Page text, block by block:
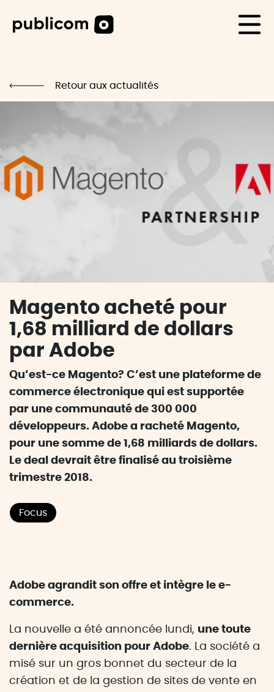
CAS CLIENTS
Blog
Contact
Retour aux actualités
Magento acheté pour
1,68 milliard de dollars
par Adobe
Qu’est-ce Magento? C’est une plateforme de
commerce électronique qui est supportée
par une communauté de 300 000
développeurs. Adobe a racheté Magento,
pour une somme de 1,68 milliards de dollars.
Le deal devrait être finalisé au troisième
trimestre 2018.
Focus
Adobe agrandit son offre et intègre le e-
commerce.
La nouvelle a été annoncée lundi, une toute
dernière acquisition pour Adobe. La société a
misé sur un gros bonnet du secteur de la
création et de la gestion de sites de vente en